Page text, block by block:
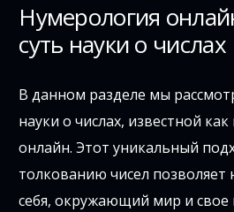
Нумерология
суть науки о числах
В данном разделе мы
науки о числах, известной
онлайн. Этот уникальный
толкованию чисел позволяет
себя, окружающий мир и свое